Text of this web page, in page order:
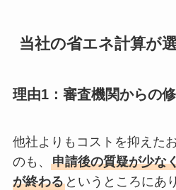
当社の省エネ計算が
理由1：審査機関からの
他社よりもコストを抑えた
のも、 申請後の質疑が少な
が終わるというところにあ